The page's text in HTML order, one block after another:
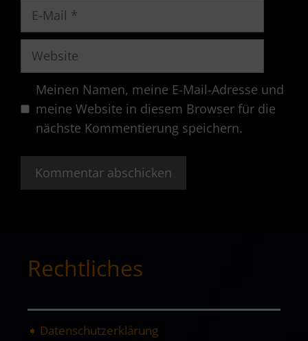
Website
Meinen Namen, meine E-Mail-Adresse und
meine Website in diesem Browser für die
nächste Kommentierung speichern.
Rechtliches
➧ Datenschutzerklärung